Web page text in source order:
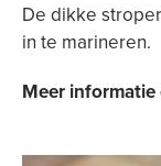
De dikke
in te marineren.
Meer informatie